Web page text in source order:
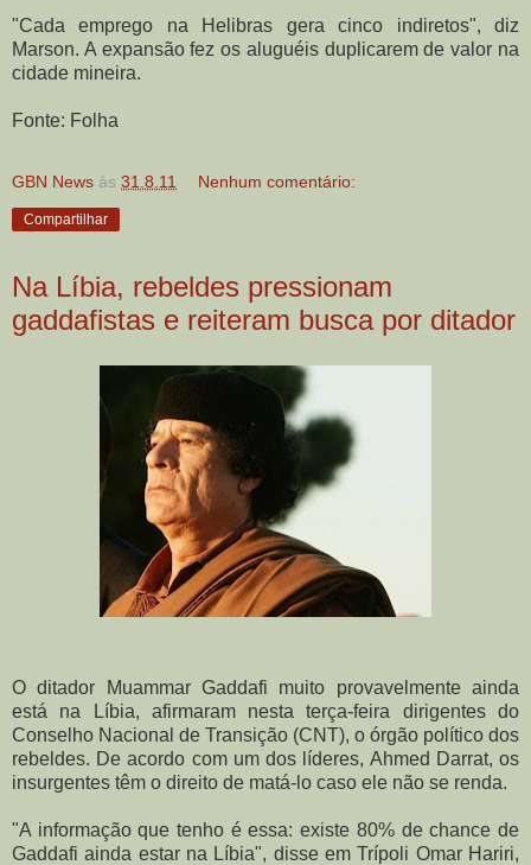
"Cada emprego na Helibras gera cinco indiretos", diz
Marson. A expansão fez os aluguéis duplicarem de valor na
cidade mineira.
Fonte: Folha
GBN News às 31.8.11 Nenhum comentário:
Compartilhar
Na Líbia, rebeldes pressionam
gaddafistas e reiteram busca por ditador
O ditador Muammar Gaddafi muito provavelmente ainda
está na Líbia, afirmaram nesta terça-feira dirigentes do
Conselho Nacional de Transição (CNT), o órgão político dos
rebeldes. De acordo com um dos líderes, Ahmed Darrat, os
insurgentes têm o direito de matá-lo caso ele não se renda.
"A informação que tenho é essa: existe 80% de chance de
Gaddafi ainda estar na Líbia", disse em Trípoli Omar Hariri,